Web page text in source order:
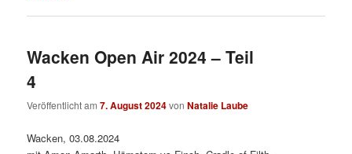
Wacken Open Air 2024 – Teil
4
Veröffentlicht am7. August 2024vonNatalie Laube
Wacken, 03.08.2024